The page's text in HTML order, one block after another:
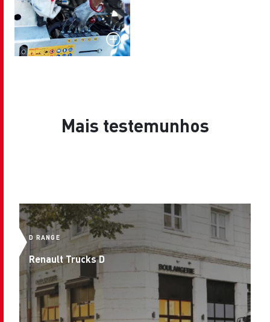
Mais testemunhos
D RANGE
Renault Trucks D